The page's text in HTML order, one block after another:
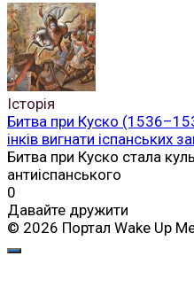
Історія
Битва при Куско
інків вигнати іспанських
Битва при Куско стала
антиіспанського
0
Давайте дружити
© 2026 Портал Wake Up